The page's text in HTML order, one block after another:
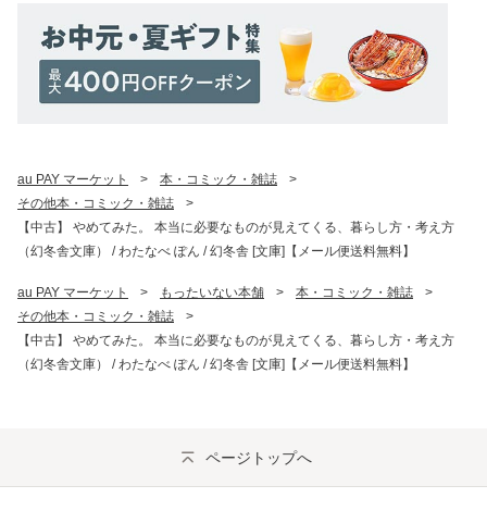
au PAY マーケット > 本・コミック・雑誌
>
その他本・コミック・雑誌
>
【中古】 やめてみた。 本当に必要なものが見えてくる、暮らし方・考え方
（幻冬舎文庫） / わたなべ ぽん / 幻冬舎 [文庫]【メール便送料無料】
au PAY マーケット > もったいない本舗 > 本・コミック・雑誌
>
その他本・コミック・雑誌
>
【中古】 やめてみた。 本当に必要なものが見えてくる、暮らし方・考え方
（幻冬舎文庫） / わたなべ ぽん / 幻冬舎 [文庫]【メール便送料無料】
ページトップへ